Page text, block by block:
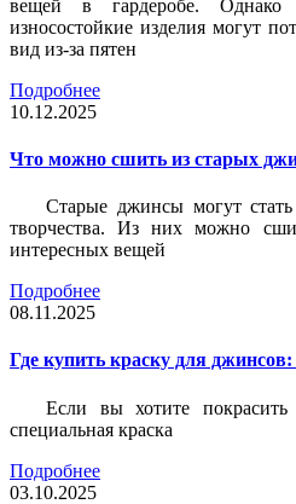
вещей в гардеробе.
износостойкие изделия могут
вид из-за пятен
Подробнее
10.12.2025
Что можно сшить из старых
Старые джинсы могут
творчества. Из них можно
интересных вещей
Подробнее
08.11.2025
Где купить краску для
Если вы хотите
специальная краска
Подробнее
03.10.2025